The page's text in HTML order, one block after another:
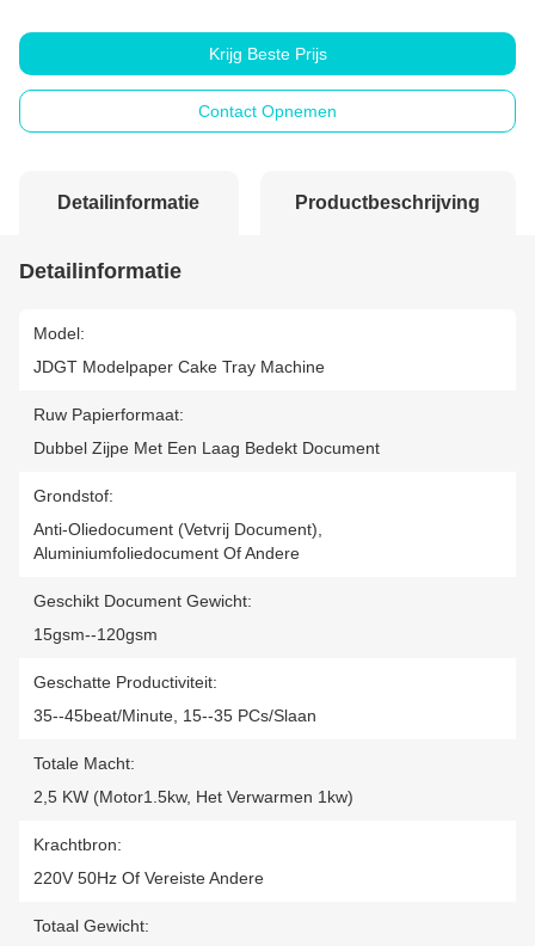
Krijg Beste Prijs
Contact Opnemen
Detailinformatie Productbeschrijving
Detailinformatie
Model:
JDGT Modelpaper Cake Tray Machine
Ruw Papierformaat:
Dubbel Zijpe Met Een Laag Bedekt Document
Grondstof:
Anti-Oliedocument (Vetvrij Document),
Aluminiumfoliedocument Of Andere
Geschikt Document Gewicht:
15gsm--120gsm
Geschatte Productiviteit:
35--45beat/minute, 15--35 PCs/slaan
Totale Macht:
2,5 KW (motor1.5kw, Het Verwarmen 1kw)
Krachtbron:
220V 50Hz Of Vereiste Andere
Totaal Gewicht: